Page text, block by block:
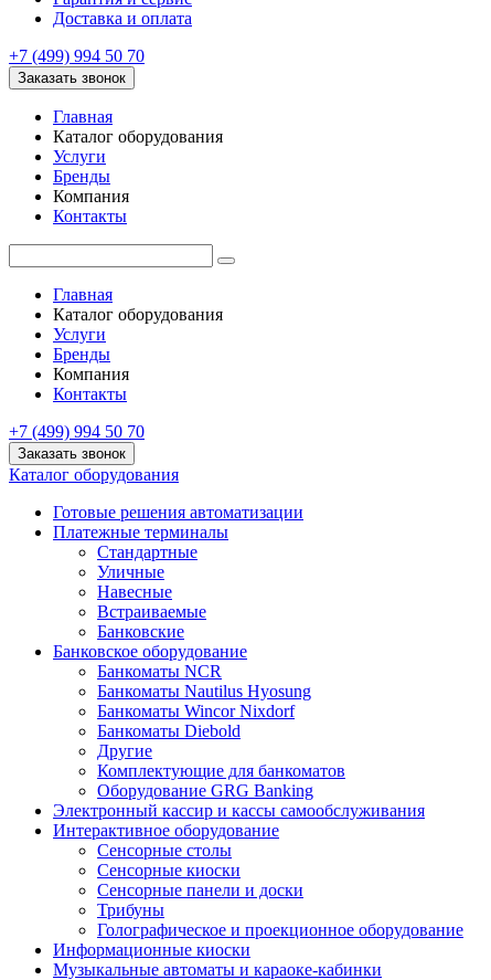
Доставка и оплата
+7 (499) 994 50 70
Заказать звонок
Главная
Каталог оборудования
Услуги
Бренды
Компания
Контакты
Главная
Каталог оборудования
Услуги
Бренды
Компания
Контакты
+7 (499) 994 50 70
Заказать звонок
Каталог оборудования
Готовые решения автоматизации
Платежные терминалы
Стандартные
Уличные
Навесные
Встраиваемые
Банковские
Банковское оборудование
Банкоматы NCR
Банкоматы Nautilus Hyosung
Банкоматы Wincor Nixdorf
Банкоматы Diebold
Другие
Комплектующие для банкоматов
Оборудование GRG Banking
Электронный кассир и кассы самообслуживания
Интерактивное оборудование
Сенсорные столы
Сенсорные киоски
Сенсорные панели и доски
Трибуны
Голографическое и проекционное оборудование
Информационные киоски
Музыкальные автоматы и караоке-кабинки